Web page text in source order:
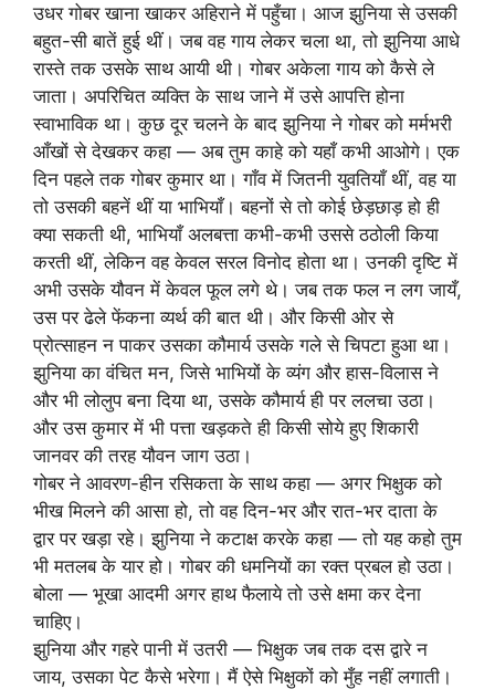
उधर गोबर खाना खाकर अहिराने में पहुँचा। आज झुनिया से उसकी
बहुत-सी बातें हुई थीं। जब वह गाय लेकर चला था, तो झुनिया आधे
रास्ते तक उसके साथ आयी थी। गोबर अकेला गाय को कैसे ले
जाता। अपरिचित व्यक्ति के साथ जाने में उसे आपत्ति होना
स्वाभाविक था। कुछ दूर चलने के बाद झुनिया ने गोबर को मर्मभरी
आँखों से देखकर कहा — अब तुम काहे को यहाँ कभी आओगे। एक
दिन पहले तक गोबर कुमार था। गाँव में जितनी युवतियाँ थीं, वह या
तो उसकी बहनें थीं या भाभियाँ। बहनों से तो कोई छेड़छाड़ हो ही
क्या सकती थी, भाभियाँ अलबत्ता कभी-कभी उससे ठठोली किया
करती थीं, लेकिन वह केवल सरल विनोद होता था। उनकी दृष्टि में
अभी उसके यौवन में केवल फूल लगे थे। जब तक फल न लग जायँ,
उस पर ढेले फेंकना व्यर्थ की बात थी। और किसी ओर से
प्रोत्साहन न पाकर उसका कौमार्य उसके गले से चिपटा हुआ था।
झुनिया का वंचित मन, जिसे भाभियों के व्यंग और हास-विलास ने
और भी लोलुप बना दिया था, उसके कौमार्य ही पर ललचा उठा।
और उस कुमार में भी पत्ता खड़कते ही किसी सोये हुए शिकारी
जानवर की तरह यौवन जाग उठा।
गोबर ने आवरण-हीन रसिकता के साथ कहा — अगर भिक्षुक को
भीख मिलने की आसा हो, तो वह दिन-भर और रात-भर दाता के
द्वार पर खड़ा रहे। झुनिया ने कटाक्ष करके कहा — तो यह कहो तुम
भी मतलब के यार हो। गोबर की धमनियों का रक्त प्रबल हो उठा।
बोला — भूखा आदमी अगर हाथ फैलाये तो उसे क्षमा कर देना
चाहिए।
झुनिया और गहरे पानी में उतरी — भिक्षुक जब तक दस द्वारे न
जाय, उसका पेट कैसे भरेगा। मैं ऐसे भिक्षुकों को मुँह नहीं लगाती।